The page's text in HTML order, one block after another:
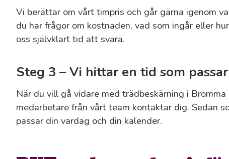
Vi berättar om vårt timpris och går gärna igenom
du har frågor om kostnaden, vad som ingår eller
oss självklart tid att svara.
Steg 3 – Vi hittar en tid som
När du vill gå vidare med trädbeskärning i
medarbetare från vårt team kontaktar dig. Sedan
passar din vardag och din kalender.